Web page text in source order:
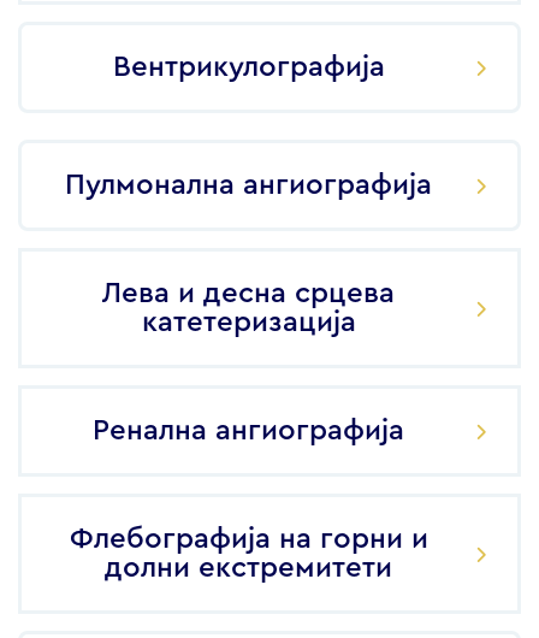
Вентрикулографија
Пулмонална ангиографија
Лева и десна срцева
катетеризација
Ренална ангиографија
Флебографија на горни и
долни екстремитети